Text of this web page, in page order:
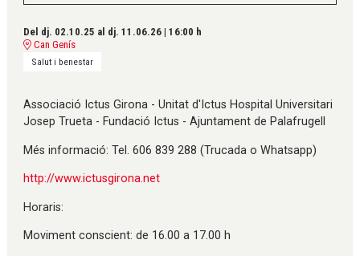
Del dj. 02.10.25 al dj. 11.06.26 | 16:00 h
Can Genís
Salut i benestar
Associació Ictus Girona - Unitat d'Ictus Hospital Universitari
Josep Trueta - Fundació Ictus - Ajuntament de Palafrugell
Més informació: Tel. 606 839 288 (Trucada o Whatsapp)
http://www.ictusgirona.net
Horaris:
Moviment conscient: de 16.00 a 17.00 h